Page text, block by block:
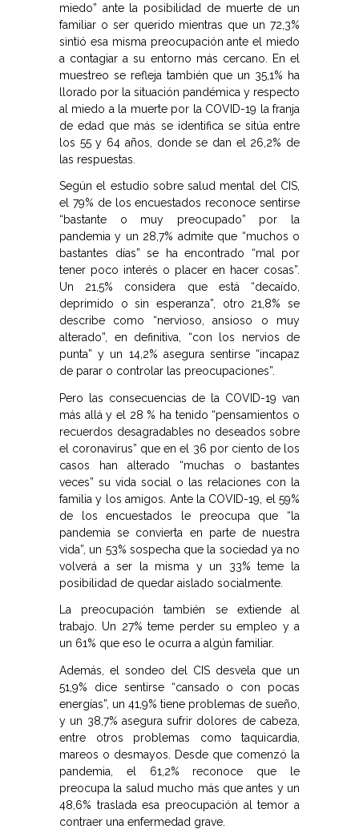
miedo” ante la posibilidad de muerte de un
familiar o ser querido mientras que un 72,3%
sintió esa misma preocupación ante el miedo
a contagiar a su entorno más cercano. En el
muestreo se refleja también que un 35,1% ha
llorado por la situación pandémica y respecto
al miedo a la muerte por la COVID-19 la franja
de edad que más se identifica se sitúa entre
los 55 y 64 años, donde se dan el 26,2% de
las respuestas.
Según el estudio sobre salud mental del CIS,
el 79% de los encuestados reconoce sentirse
“bastante o muy preocupado” por la
pandemia y un 28,7% admite que “muchos o
bastantes días” se ha encontrado “mal por
tener poco interés o placer en hacer cosas”.
Un 21,5% considera que está “decaído,
deprimido o sin esperanza”, otro 21,8% se
describe como “nervioso, ansioso o muy
alterado”, en definitiva, “con los nervios de
punta” y un 14,2% asegura sentirse “incapaz
de parar o controlar las preocupaciones”.
Pero las consecuencias de la COVID-19 van
más allá y el 28 % ha tenido “pensamientos o
recuerdos desagradables no deseados sobre
el coronavirus” que en el 36 por ciento de los
casos han alterado “muchas o bastantes
veces” su vida social o las relaciones con la
familia y los amigos. Ante la COVID-19, el 59%
de los encuestados le preocupa que “la
pandemia se convierta en parte de nuestra
vida”, un 53% sospecha que la sociedad ya no
volverá a ser la misma y un 33% teme la
posibilidad de quedar aislado socialmente.
La preocupación también se extiende al
trabajo. Un 27% teme perder su empleo y a
un 61% que eso le ocurra a algún familiar.
Además, el sondeo del CIS desvela que un
51,9% dice sentirse “cansado o con pocas
energías”, un 41,9% tiene problemas de sueño,
y un 38,7% asegura sufrir dolores de cabeza,
entre otros problemas como taquicardia,
mareos o desmayos. Desde que comenzó la
pandemia, el 61,2% reconoce que le
preocupa la salud mucho más que antes y un
48,6% traslada esa preocupación al temor a
contraer una enfermedad grave.